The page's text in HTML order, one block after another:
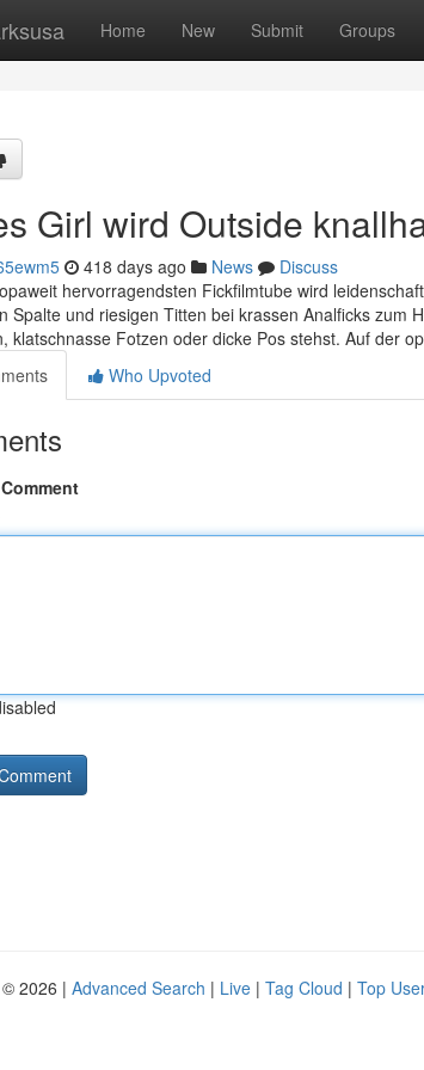
Home New Submit Groups
Girl wird Outside
418 days ago News
Discuss
hervorragendsten Fickfilmtube wird
Spalte und riesigen Titten bei krassen Analficks
klatschnasse Fotzen oder dicke Pos stehst. Auf der
Who Upvoted
2026 | Advanced Search | Live | Tag Cloud | Top